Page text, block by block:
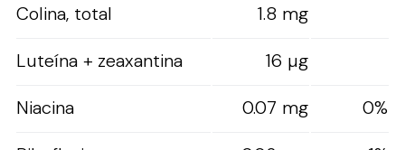
Colina, total
1.8 mg
Luteína + zeaxantina
16 µg
Niacina
0.07 mg
0%